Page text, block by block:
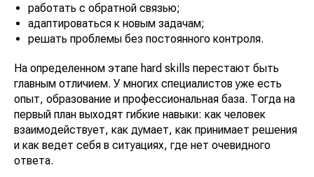
работать с обратной связью;
адаптироваться к новым задачам;
решать проблемы без постоянного контроля.
На определенном этапе hard skills перестают быть
главным отличием. У многих специалистов уже есть
опыт, образование и профессиональная база. Тогда на
первый план выходят гибкие навыки: как человек
взаимодействует, как думает, как принимает решения
и как ведет себя в ситуациях, где нет очевидного
ответа.